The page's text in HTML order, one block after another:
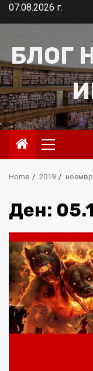
Skip07.08.2026 г.
БЛОГ
Primary
Menu
Home 2019
Ден: